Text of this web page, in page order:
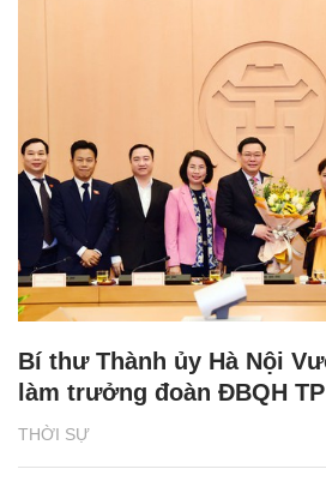
THỜI SỰ
Bí thư Thành ủy Hà Nội
làm trưởng đoàn ĐBQH